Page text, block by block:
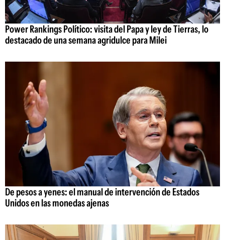
Power Rankings Político: visita del Papa y ley de Tierras, lo
destacado de una semana agridulce para Milei
De pesos a yenes: el manual de intervención de Estados
Unidos en las monedas ajenas